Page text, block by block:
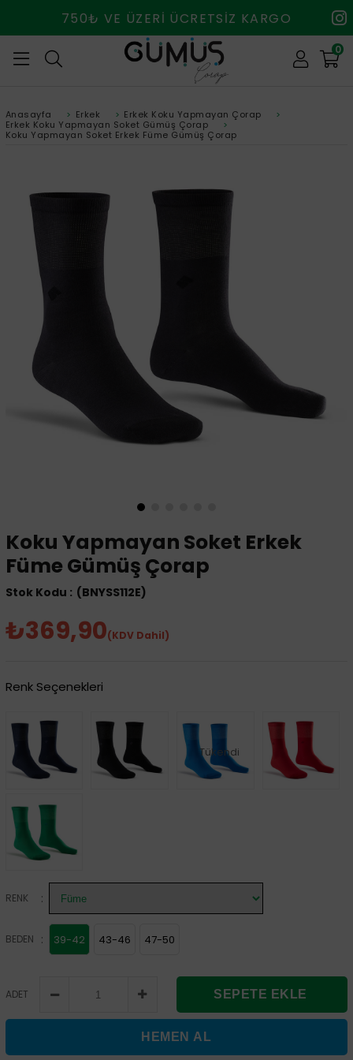
750₺ VE ÜZERİ ÜCRETSİZ KARGO
0
Anasayfa > Erkek > Erkek Koku Yapmayan Çorap
>
Erkek Koku Yapmayan Soket Gümüş Çorap
>
Koku Yapmayan Soket Erkek Füme Gümüş Çorap
Koku Yapmayan Soket Erkek
Füme Gümüş Çorap
(BNYSS112E)
₺369,90(KDV Dahil)
Renk Seçenekleri
Tükendi
RENK :
BEDEN : 39-42 43-46 47-50
ADET